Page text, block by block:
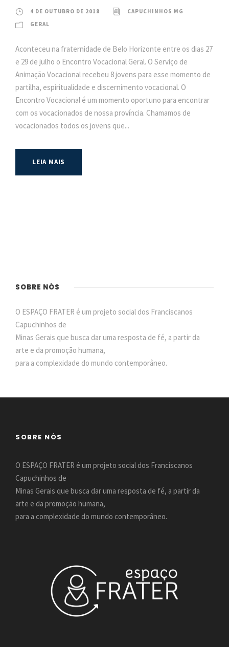
4 DE OUTUBRO DE 2018
CAPUCHINHOS MG
GERAL
Aconteceu na fraternidade de Belo Horizonte entre os dias 27
e 29 de julho o Encontro Vocacional Geral. O Serviço de
Animação Vocacional recebeu 8 jovens para esse momento de
partilha, espiritualidade e discernimento vocacional. O
Encontro Vocacional é um momento oportuno para encontrar
com os vocacionados de nossa província. Chamamos de
vocacionados todos os jovens que...
LEIA MAIS
SOBRE NÓS
O ESPAÇO FRATER é um projeto social dos Franciscanos
Capuchinhos de
Minas Gerais que busca dar uma resposta de fé, a partir da
arte e da promoção humana,
para a complexidade do mundo contemporâneo.
SOBRE NÓS
O ESPAÇO FRATER é um projeto social dos Franciscanos
Capuchinhos de
Minas Gerais que busca dar uma resposta de fé, a partir da
arte e da promoção humana,
para a complexidade do mundo contemporâneo.